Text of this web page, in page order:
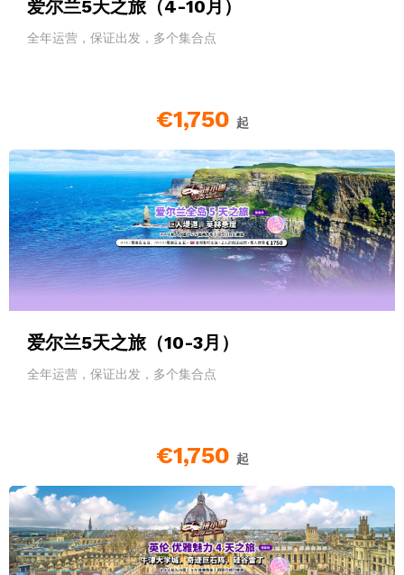
爱尔兰5天之旅（4-10月）
全年运营，保证出发，多个集合点
€1,750 起
爱尔兰5天之旅（10-3月）
全年运营，保证出发，多个集合点
€1,750 起